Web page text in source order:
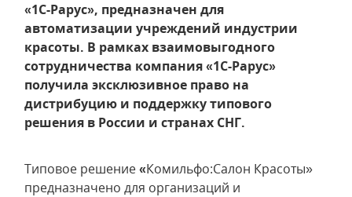
«1С-Рарус», предназначен для
автоматизации учреждений индустрии
красоты. В рамках взаимовыгодного
сотрудничества компания «1С-Рарус»
получила эксклюзивное право на
дистрибуцию и поддержку типового
решения в России и странах СНГ.
Типовое решение«Комильфо:Салон Красоты»
предназначено для организаций и